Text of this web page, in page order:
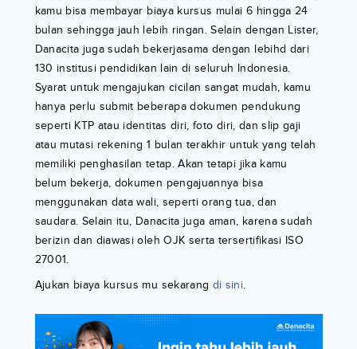
kamu bisa membayar biaya kursus mulai 6 hingga 24
bulan sehingga jauh lebih ringan. Selain dengan Lister,
Danacita juga sudah bekerjasama dengan lebihd dari
130 institusi pendidikan lain di seluruh Indonesia.
Syarat untuk mengajukan cicilan sangat mudah, kamu
hanya perlu submit beberapa dokumen pendukung
seperti KTP atau identitas diri, foto diri, dan slip gaji
atau mutasi rekening 1 bulan terakhir untuk yang telah
memiliki penghasilan tetap. Akan tetapi jika kamu
belum bekerja, dokumen pengajuannya bisa
menggunakan data wali, seperti orang tua, dan
saudara. Selain itu, Danacita juga aman, karena sudah
berizin dan diawasi oleh OJK serta tersertifikasi ISO
27001.
Ajukan biaya kursus mu sekarang di sini.